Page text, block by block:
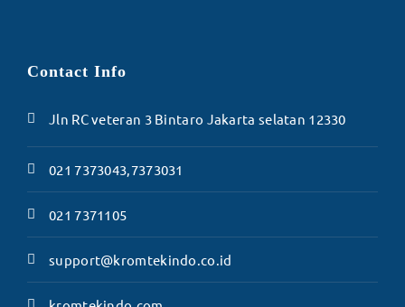
Contact Info
Jln RC veteran 3 Bintaro Jakarta selatan 12330
021 7373043,7373031
021 7371105
support@kromtekindo.co.id